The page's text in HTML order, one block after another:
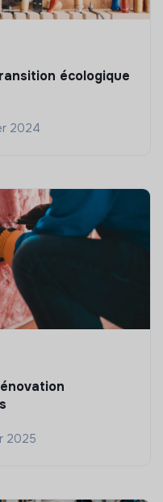
écologique
2024
2025